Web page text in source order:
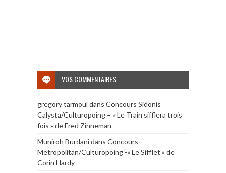
VOS COMMENTAIRES
gregory tarmoul dans Concours Sidonis
Calysta/Culturopoing – « Le Train sifflera trois
fois » de Fred Zinneman
Muniroh Burdanidans Concours
Metropolitan/Culturopoing -« Le Sifflet » de
Corin Hardy